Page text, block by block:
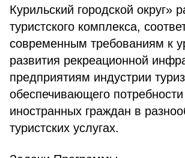
Курильский городской округ»
туристского комплекса,
современным требованиям к
развития рекреационной
предприятиям индустрии
обеспечивающего
иностранных граждан в
туристских услугах.